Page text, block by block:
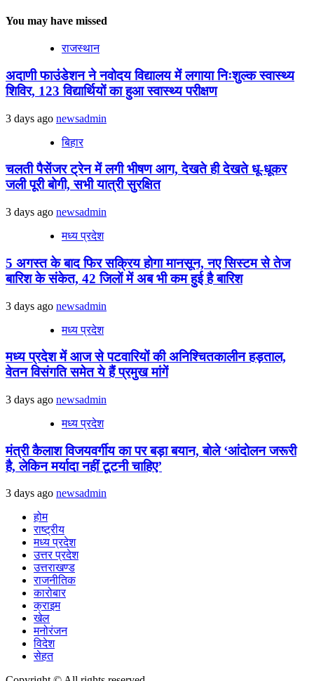
You may have missed
राजस्थान
अदाणी फाउंडेशन ने नवोदय विद्यालय में लगाया निःशुल्क स्वास्थ्य
शिविर, 123 विद्यार्थियों का हुआ स्वास्थ्य परीक्षण
3 days ago newsadmin
बिहार
चलती पैसेंजर ट्रेन में लगी भीषण आग, देखते ही देखते धू-धूकर
जली पूरी बोगी, सभी यात्री सुरक्षित
3 days ago newsadmin
मध्य प्रदेश
5 अगस्त के बाद फिर सक्रिय होगा मानसून, नए सिस्टम से तेज
बारिश के संकेत, 42 जिलों में अब भी कम हुई है बारिश
3 days ago newsadmin
मध्य प्रदेश
मध्य प्रदेश में आज से पटवारियों की अनिश्चितकालीन हड़ताल,
वेतन विसंगति समेत ये हैं प्रमुख मांगें
3 days ago newsadmin
मध्य प्रदेश
मंत्री कैलाश विजयवर्गीय का पर बड़ा बयान, बोले ‘आंदोलन जरूरी
है, लेकिन मर्यादा नहीं टूटनी चाहिए’
3 days ago newsadmin
होम
राष्ट्रीय
मध्य प्रदेश
उत्तर प्रदेश
उत्तराखण्ड
राजनीतिक
कारोबार
क्राइम
खेल
मनोरंजन
विदेश
सेहत